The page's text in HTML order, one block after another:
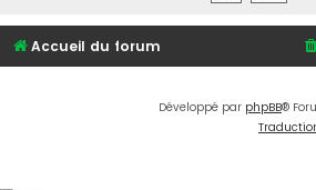
Accueil du forum
Développé par phpBB®